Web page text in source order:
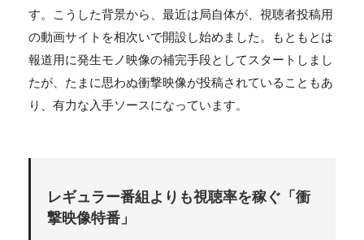
す。こうした背景から、最近は局自体が、視聴者投稿用
の動画サイトを相次いで開設し始めました。もともとは
報道用に発生モノ映像の補完手段としてスタートしまし
たが、たまに思わぬ衝撃映像が投稿されていることもあ
り、有力な入手ソースになっています。
レギュラー番組よりも視聴率を稼ぐ「衝
撃映像特番」